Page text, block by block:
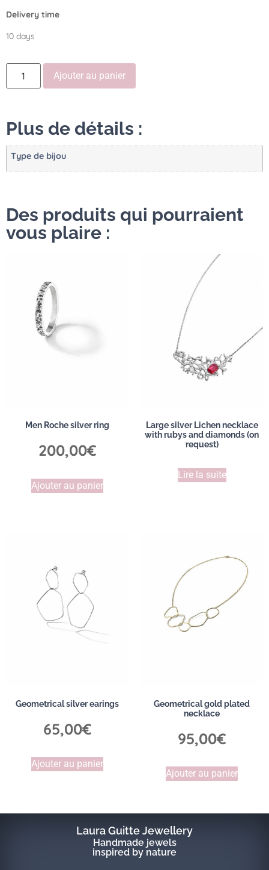
Delivery time
10 days
Ajouter au panier
Plus de détails :
Type de bijou
Des produits qui pourraient
vous plaire :
Men Roche silver ring
200,00€
Ajouter au panier
Large silver Lichen necklace
with rubys and diamonds (on
request)
Lire la suite
Geometrical silver earings
65,00€
Ajouter au panier
Geometrical gold plated
necklace
95,00€
Ajouter au panier
Laura Guitte Jewellery
Handmade jewels
inspired by nature